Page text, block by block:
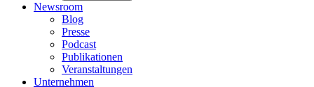
Newsroom
Blog
Presse
Podcast
Publikationen
Veranstaltungen
Unternehmen